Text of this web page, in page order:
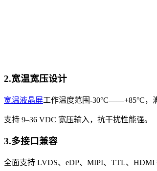
2.宽温宽压设计
宽温液晶屏工作温度范围-30°C——+85°C，
支持 9–36 VDC 宽压输入，抗干扰性能强。
3.多接口兼容
全面支持 LVDS、eDP、MIPI、TTL、HDMI